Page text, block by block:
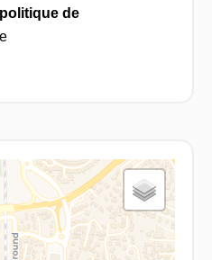
politique de